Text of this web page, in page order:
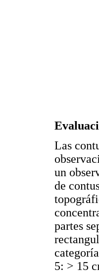
Las
un
de
partes
5: > 15